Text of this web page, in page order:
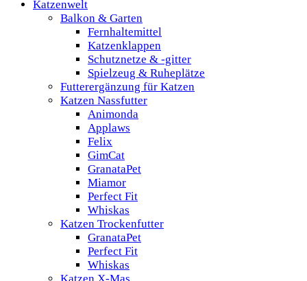
Katzenwelt
Balkon & Garten
Fernhaltemittel
Katzenklappen
Schutznetze & -gitter
Spielzeug & Ruheplätze
Futterergänzung für Katzen
Katzen Nassfutter
Animonda
Applaws
Felix
GimCat
GranataPet
Miamor
Perfect Fit
Whiskas
Katzen Trockenfutter
GranataPet
Perfect Fit
Whiskas